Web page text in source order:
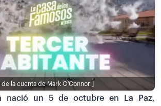
la cuenta de Mark O’Connor ]
nació un 5 de octubre en La Paz,